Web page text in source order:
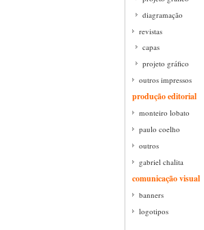
diagramação
revistas
capas
projeto gráfico
outros impressos
produção editorial
monteiro lobato
paulo coelho
outros
gabriel chalita
comunicação visual
banners
logotipos